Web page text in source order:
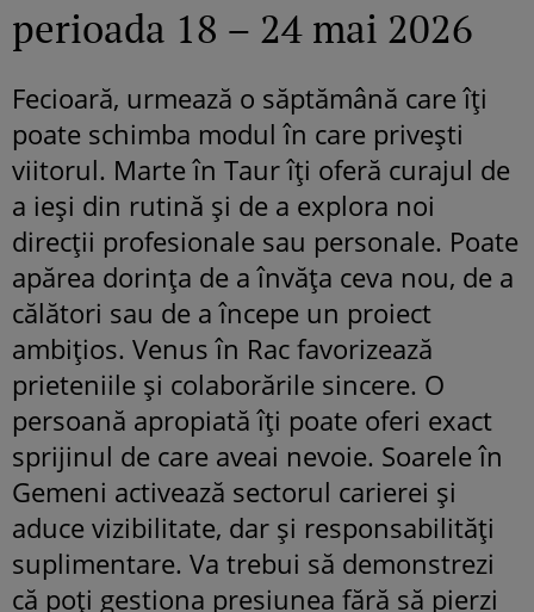
perioada 18 – 24 mai 2026
Fecioară, urmează o săptămână care îți
poate schimba modul în care privești
viitorul. Marte în Taur îți oferă curajul de
a ieși din rutină și de a explora noi
direcții profesionale sau personale. Poate
apărea dorința de a învăța ceva nou, de a
călători sau de a începe un proiect
ambițios. Venus în Rac favorizează
prieteniile și colaborările sincere. O
persoană apropiată îți poate oferi exact
sprijinul de care aveai nevoie. Soarele în
Gemeni activează sectorul carierei și
aduce vizibilitate, dar și responsabilități
suplimentare. Va trebui să demonstrezi
că poți gestiona presiunea fără să pierzi